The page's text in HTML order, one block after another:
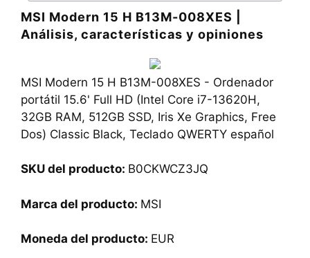
MSI Modern 15 H B13M-008XES |
Análisis, características y opiniones
MSI Modern 15 H B13M-008XES - Ordenador
portátil 15.6' Full HD (Intel Core i7-13620H,
32GB RAM, 512GB SSD, Iris Xe Graphics, Free
Dos) Classic Black, Teclado QWERTY español
SKU del producto: B0CKWCZ3JQ
Marca del producto: MSI
Moneda del producto: EUR